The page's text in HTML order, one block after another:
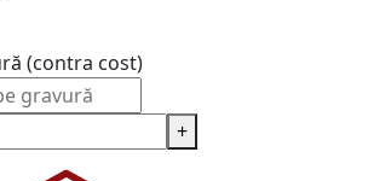
(contra cost)
+